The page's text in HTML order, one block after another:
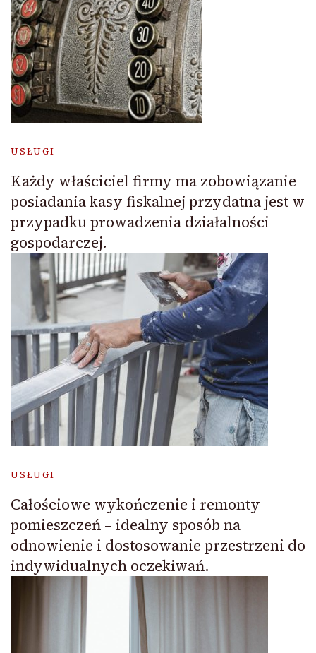
USŁUGI
Każdy właściciel firmy ma zobowiązanie
posiadania kasy fiskalnej przydatna jest w
przypadku prowadzenia działalności
gospodarczej.
USŁUGI
Całościowe wykończenie i remonty
pomieszczeń – idealny sposób na
odnowienie i dostosowanie przestrzeni do
indywidualnych oczekiwań.